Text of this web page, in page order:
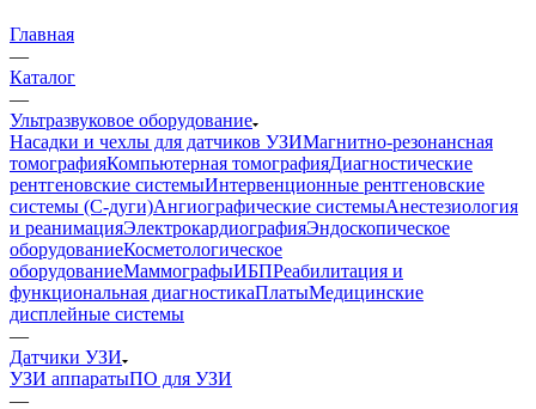
Главная
—
Каталог
—
Ультразвуковое оборудование
Насадки и чехлы для датчиков УЗИМагнитно-резонансная
томографияКомпьютерная томографияДиагностические
рентгеновские системыИнтервенционные рентгеновские
системы (С-дуги)Ангиографические системыАнестезиология
и реанимацияЭлектрокардиографияЭндоскопическое
оборудованиеКосметологическое
оборудованиеМаммографыИБПРеабилитация и
функциональная диагностикаПлатыМедицинские
дисплейные системы
—
Датчики УЗИ
УЗИ аппаратыПО для УЗИ
—